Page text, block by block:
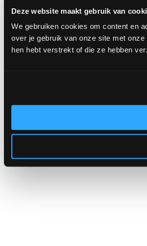
Deze website maakt gebruik van
We gebruiken cookies om content en
over je gebruik van onze site met
hen hebt verstrekt of die ze hebben